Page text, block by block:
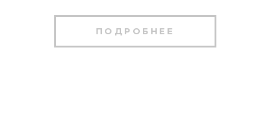
ПОДРОБНЕЕ